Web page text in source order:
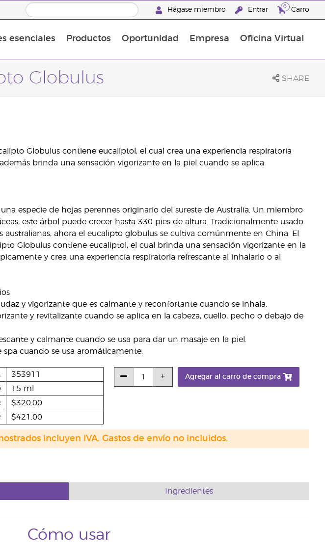
Hágase miembro Entrar 0 Carro
esenciales Productos Oportunidad Empresa Oficina Virtual
Globulus SHARE
Globulus contiene eucaliptol, el cual crea una experiencia respiratoria
brinda una sensación vigorizante en la piel cuando se aplica
especie de hojas perennes originario del sureste de Australia. Un miembro
este árbol puede crecer hasta 330 pies de altura. Tradicionalmente usado
australianas, ahora el eucalipto globulus se cultiva comúnmente en China. El
Globulus contiene eucaliptol, el cual brinda una sensación vigorizante en la
y crea una experiencia respiratoria refrescante al inhalarlo o al
y vigorizante que es calmante y reconfortante cuando se inhala.
y revitalizante cuando se aplica en la cabeza, cuello, pecho o debajo de
y calmante cuando se usa para dar un masaje en la piel.
spa cuando se usa aromáticamente.
353911
15 ml
$320.00
$421.00
Agregar al carro de compra
incluyen IVA. Gastos de envío no incluidos.
Ingredientes
Cómo usar